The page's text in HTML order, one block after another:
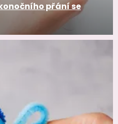
přání se